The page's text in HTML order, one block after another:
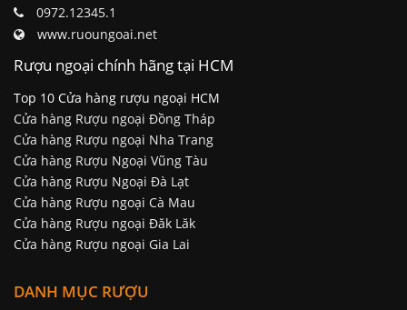
0972.12345.1
www.ruoungoai.net
Rượu ngoại chính hãng tại HCM
Top 10 Cửa hàng rượu ngoại HCM
Cửa hàng Rượu ngoại Đồng Tháp
Cửa hàng Rượu ngoại Nha Trang
Cửa hàng Rượu Ngoại Vũng Tàu
Cửa hàng Rượu Ngoại Đà Lạt
Cửa hàng Rượu ngoại Cà Mau
Cửa hàng Rượu ngoại Đăk Lăk
Cửa hàng Rượu ngoại Gia Lai
DANH MỤC RƯỢU